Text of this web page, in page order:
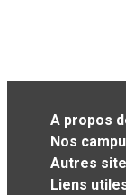
A propos
Nos
Autres
Liens